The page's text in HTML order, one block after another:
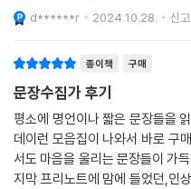
by 버지니아 울프
아한다. 그래서 두 권을 구입했
LONE, ...
d******r 2024.10.28. 신고
종이책 구매
문장수집가 후기
평소에 명언이나 짧은 문장들을
데이런 모음집이 나와서 바로 구
서도 마음을 울리는 문장들이 가
지막 프리노트에 맘에 들었던,인